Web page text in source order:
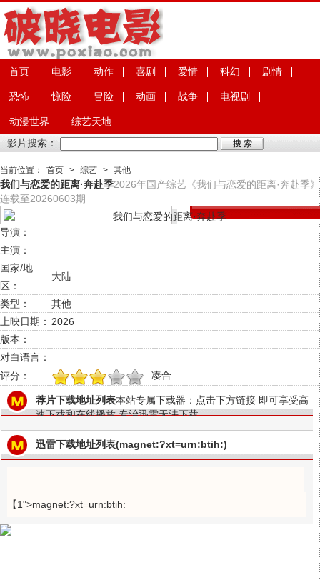
首页 电影 动作 喜剧 爱情 科幻 剧情
恐怖 惊险 冒险 动画 战争 电视剧
动漫世界
综艺天地
影片搜索：
当前位置： 首页 > 综艺 > 其他
我们与恋爱的距离·奔赴季2026年国产综艺《我们与恋爱的距离·奔赴季》
连载至20260603期
导演：
主演：
国家/地
区：
大陆
类型：
其他
上映日期： 2026
版本：
对白语言：
评分：
1 3 4 5 凑合
荐片下载地址列表本站专属下载器：点击下方链接 即可享受高
速下载和在线播放 专治迅雷无法下载
迅雷下载地址列表(magnet:?xt=urn:btih:)
【1">magnet:?xt=urn:btih: